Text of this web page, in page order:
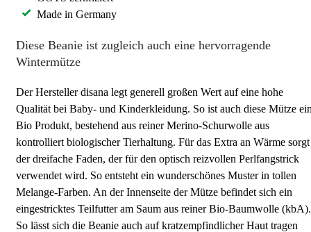
Made in Germany
Diese Beanie ist zugleich auch eine hervorragende
Wintermütze
Der Hersteller disana legt generell großen Wert auf eine hohe
Qualität bei Baby- und Kinderkleidung. So ist auch diese Mütze
Bio Produkt, bestehend aus reiner Merino-Schurwolle aus
kontrolliert biologischer Tierhaltung. Für das Extra an Wärme sorgt
der dreifache Faden, der für den optisch reizvollen Perlfangstrick
verwendet wird. So entsteht ein wunderschönes Muster in tollen
Melange-Farben. An der Innenseite der Mütze befindet sich ein
eingestricktes Teilfutter am Saum aus reiner Bio-Baumwolle (kbA).
So lässt sich die Beanie auch auf kratzempfindlicher Haut tragen